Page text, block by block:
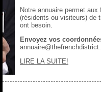
Notre annuaire permet
(résidents ou visiteurs) de
ont besoin.
Envoyez vos
LIRE LA SUITE!